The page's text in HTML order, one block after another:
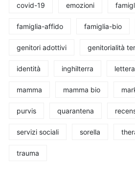
covid-19 emozioni
famiglia-affido famiglia-bio
genitori adottivi genitorialità
identità inghilterra lettera
mamma mamma bio
purvis quarantena
servizi sociali sorella
trauma